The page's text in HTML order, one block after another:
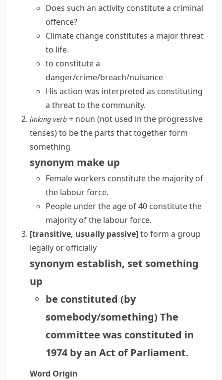
Does such an activity constitute a criminal
offence?
Climate change constitutes a major threat
to life.
to constitute a
danger/crime/breach/nuisance
His action was interpreted as constituting
a threat to the community.
linking verb + noun (not used in the progressive
tenses)to be the parts that together form
something
synonym make up
Female workers constitute the majority of
the labour force.
People under the age of 40 constitute the
majority of the labour force.
[transitive, usually passive]to form a group
legally or officially
synonym establish, set something
up
be constituted (by
somebody/something) The
committee was constituted in
1974 by an Act of Parliament.
Word Origin